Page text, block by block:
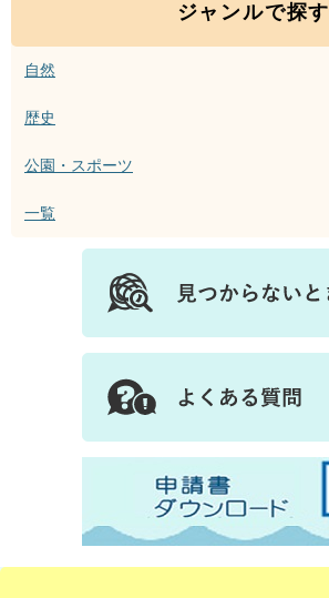
ジャンルで探す
自然
歴史
公園・スポーツ
一覧